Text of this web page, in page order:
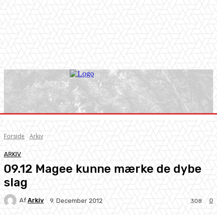
Forside Arkiv
ARKIV
09.12 Magee kunne mærke de dybe
slag
Af Arkiv 9. December 2012 0
308